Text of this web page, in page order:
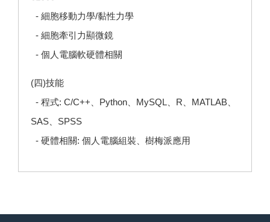
- 細胞移動力學/黏性力學
- 細胞牽引力顯微鏡
- 個人電腦軟硬體相關
(四)技能
- 程式: C/C++、Python、MySQL、R、MATLAB、
SAS、SPSS
- 硬體相關: 個人電腦組裝、樹梅派應用